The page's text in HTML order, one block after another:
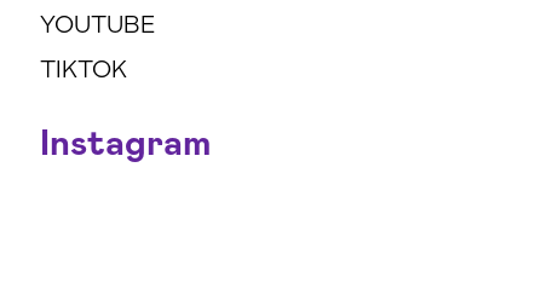
YOUTUBE
TIKTOK
Instagram